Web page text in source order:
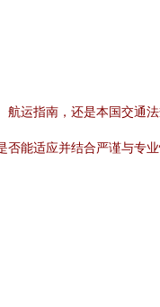
运指南，还是本国交通
否能适应并结合严谨与专